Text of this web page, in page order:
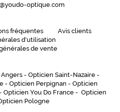
optique.com
fréquentes
Avis clients
d'utilisation
de vente
- Opticien Saint-Nazaire -
- Opticien Perpignan - Opticien
Opticien You Do France - Opticien
Pologne